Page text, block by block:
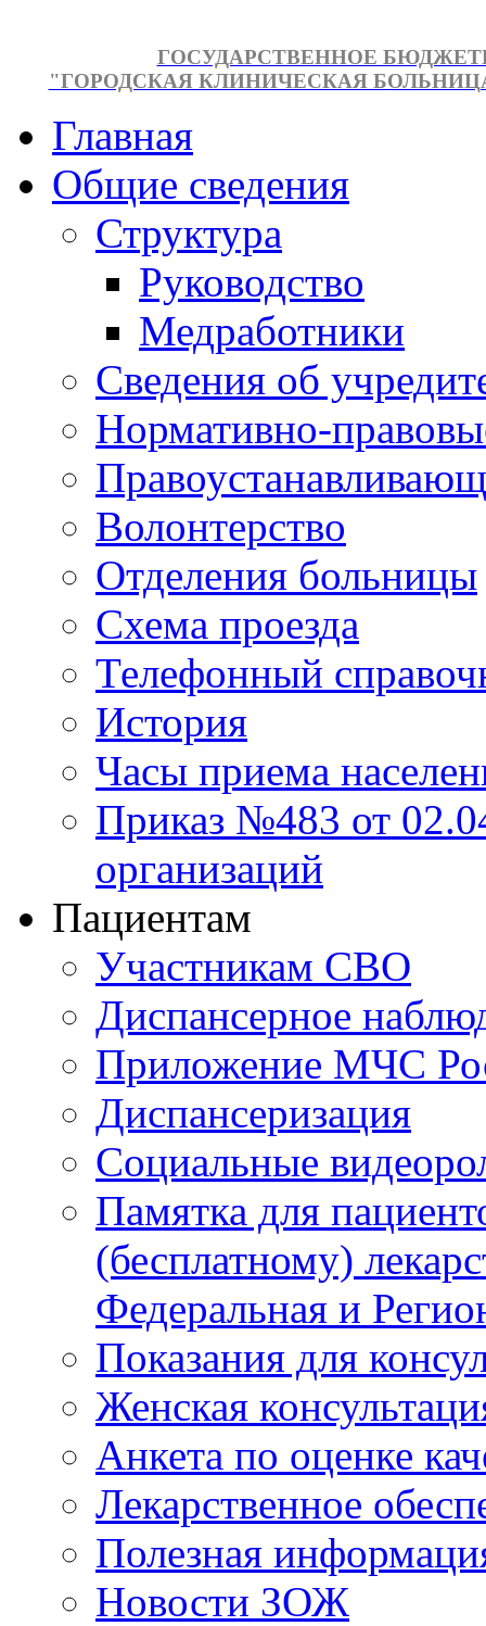
ГОСУДАРСТВЕННОЕ
"ГОРОДСКАЯ КЛИНИЧЕСКАЯ
Главная
Общие сведения
Структура
Руководство
Медработники
Сведения об
Нормативно-
Волонтерство
Отделения больницы
Схема проезда
Телефонный
История
Часы приема
Приказ №483 от
организаций
Пациентам
Участникам СВО
Диспансерное
Приложение МЧС
Диспансеризация
Социальные
Памятка для
(бесплатному)
Федеральная и
Показания для
Женская
Анкета по оценке
Лекарственное
Полезная
Новости ЗОЖ